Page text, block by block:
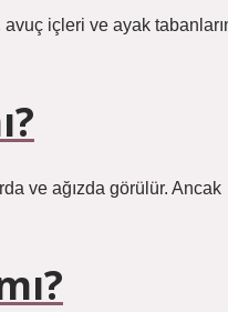
içleri ve ayak
ve ağızda görülür. Ancak